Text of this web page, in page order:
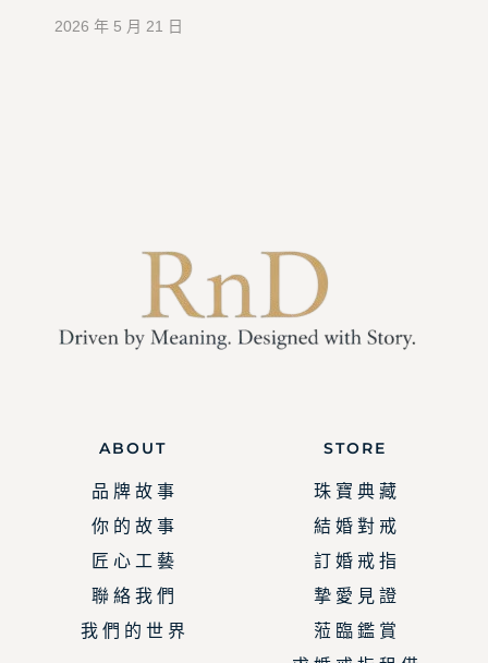
2026 年 5 月 21 日
ABOUT
品 牌 故 事
你 的 故 事
匠 心 工 藝
聯 絡 我 們
我 們 的 世 界
STORE
珠 寶 典 藏
結 婚 對 戒
訂 婚 戒 指
摯 愛 見 證
蒞 臨 鑑 賞